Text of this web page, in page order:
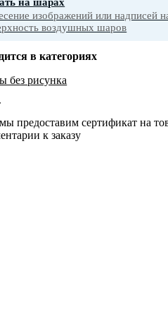
изображений или надписей
воздушных шаров
в категориях
без рисунка
предоставим сертификат на
к заказу